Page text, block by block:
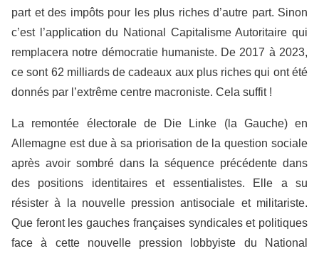
part et des impôts pour les plus riches d’autre part. Sinon
c’est l’application du National Capitalisme Autoritaire qui
remplacera notre démocratie humaniste. De 2017 à 2023,
ce sont 62 milliards de cadeaux aux plus riches qui ont été
donnés par l’extrême centre macroniste. Cela suffit !
La remontée électorale de Die Linke (la Gauche) en
Allemagne est due à sa priorisation de la question sociale
après avoir sombré dans la séquence précédente dans
des positions identitaires et essentialistes. Elle a su
résister à la nouvelle pression antisociale et militariste.
Que feront les gauches françaises syndicales et politiques
face à cette nouvelle pression lobbyiste du National